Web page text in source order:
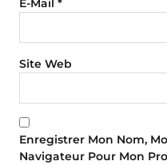
E-Mail *
Site Web
Enregistrer Mon Nom,
Navigateur Pour Mon